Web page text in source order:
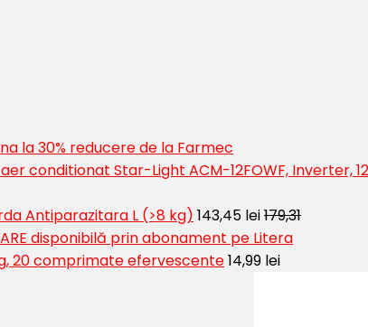
la 30% reducere de la Farmec
conditionat Star-Light ACM-12FOWF, Inverter,
Antiparazitara L (>8 kg) 143,45 lei179,31
disponibilă prin abonament pe Litera
20 comprimate efervescente14,99 lei